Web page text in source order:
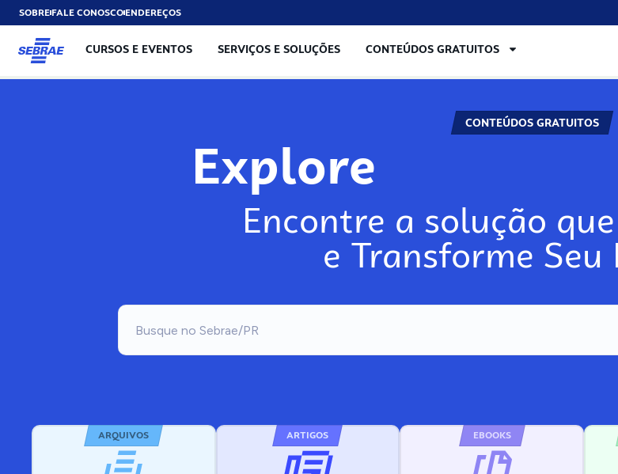
SOBREFALE CONOSCOENDEREÇOS
CURSOS E EVENTOS SERVIÇOS E SOLUÇÕES CONTEÚDOS GRATUITOS
CONTEÚDOS GRATUITOS
Explore
Encontre a solução
e Transforme Seu
ARQUIVOS ARTIGOS EBOOKS